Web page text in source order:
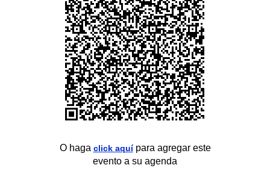
O haga click aquípara agregar este
evento a su agenda